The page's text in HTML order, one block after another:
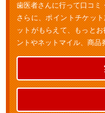
歯医者さんに行って口コミ
さらに、ポイントチケッ
ットがもらえて、もっと
ントやネットマイル、商品